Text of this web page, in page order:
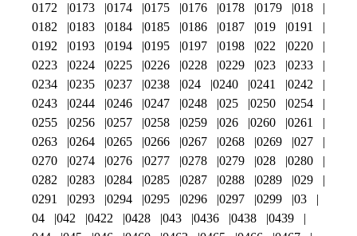
0172
0173 0174 0175 0176 0178 0179
018
0182
0183 0184 0185 0186 0187 019
0191
0192
0193 0194 0195 0197 0198 022
0220
0223
0224 0225 0226 0228 0229 023
0233
0234
0235 0237 0238 024 0240 0241
0242
0243
0244 0246 0247 0248 025 0250
0254
0255
0256 0257 0258 0259 026 0260
0261
0263
0264 0265 0266 0267 0268 0269
027
0270
0274 0276 0277 0278 0279 028
0280
0282
0283 0284 0285 0287 0288 0289
029
0291
0293 0294 0295 0296 0297 0299
03
04
042 0422 0428 043 0436 0438
0439